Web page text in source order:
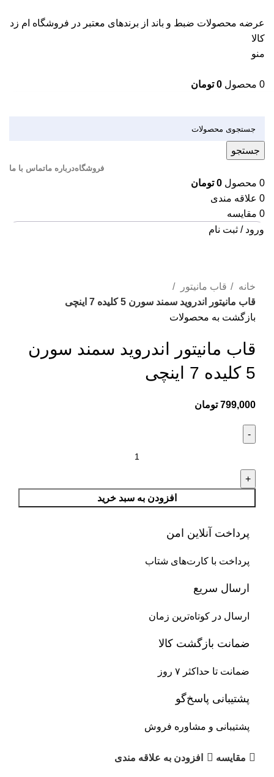
عرضه محصولات ضبط و باند از برندهای معتبر در فروشگاه ام زد
کالا
منو
0 محصول 0 تومان
جستجو
فروشگاهدرباره ماتماس با ما
0 محصول 0 تومان
0 علاقه مندی
0 مقایسه
ورود / ثبت نام
خانه
قاب مانیتور
قاب مانیتور اندروید سمند سورن 5 کلیده 7 اینچی
بازگشت به محصولات
قاب مانیتور اندروید سمند سورن
5 کلیده 7 اینچی
799,000 تومان
افزودن به سبد خرید
پرداخت آنلاین امن
پرداخت با کارت‌های شتاب
ارسال سریع
ارسال در کوتاه‌ترین زمان
ضمانت بازگشت کالا
ضمانت تا حداکثر ۷ روز
پشتیبانی پاسخ‌گو
پشتیبانی و مشاوره فروش
مقایسه افزودن به علاقه مندی